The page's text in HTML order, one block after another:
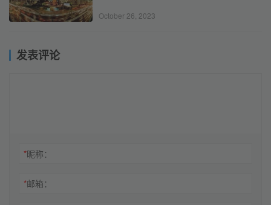
October 26, 2023
发表评论
*昵称：
*邮箱：